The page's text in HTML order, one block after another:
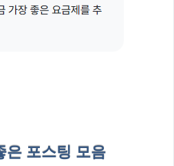
은 포스팅 모음